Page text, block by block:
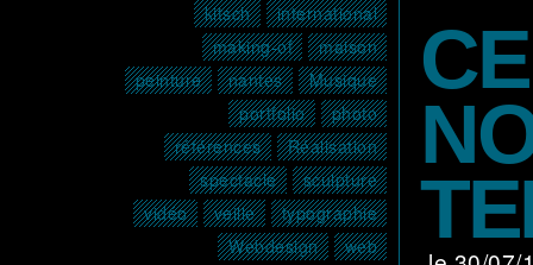
international
kitsch
maison
making-of
Musique
nantes
peinture
photo
portfolio
Réalisation
références
sculpture
spectacle
typographie
veille
vidéo
web
Webdesign